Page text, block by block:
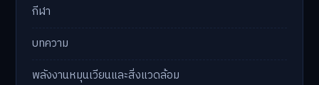
กีฬา
บทความ
พลังงานหมุนเวียนและสิ่งแวดล้อม